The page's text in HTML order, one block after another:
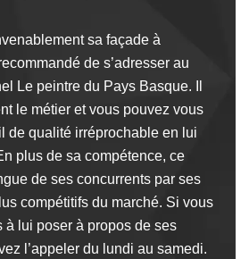
sa façade à
de s’adresser au
Le peintre du Pays Basque. Il
le métier et vous pouvez vous
de qualité irréprochable en lui
plus de sa compétence, ce
de ses concurrents par ses
compétitifs du marché. Si vous
à lui poser à propos de ses
l’appeler du lundi au samedi.